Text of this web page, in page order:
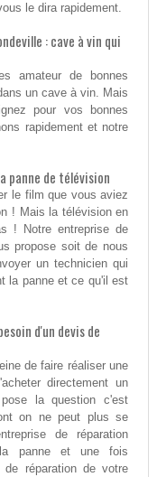
le dira rapidement.
: cave à vin qui
de bonnes
un cave à vin. Mais
pour vos bonnes
rapidement et notre
panne de télévision
le film que vous aviez
! Mais la télévision en
! Notre entreprise de
propose soit de nous
un technicien qui
la panne et ce qu'il est
d'un devis de
de faire réaliser une
directement un
la question c'est
on ne peut plus se
de réparation
la panne et une fois
réparation de votre